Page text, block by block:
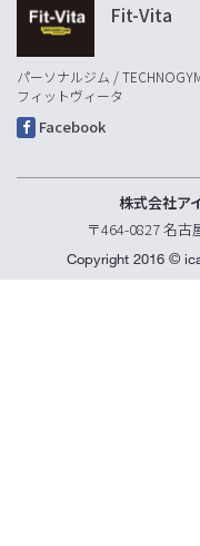
Fit-Vita
パーソナルジム /
フィットヴィータ
Facebook
株式会社ア
〒464-0827 名
Copyright 2016 ©